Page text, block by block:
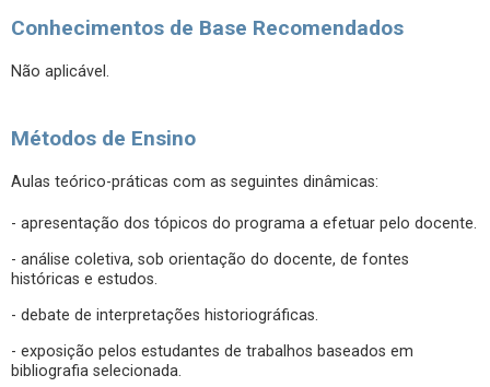
Conhecimentos de Base Recomendados
Não aplicável.
Métodos de Ensino
Aulas teórico-práticas com as seguintes dinâmicas:
- apresentação dos tópicos do programa a efetuar pelo docente.
- análise coletiva, sob orientação do docente, de fontes
históricas e estudos.
- debate de interpretações historiográficas.
- exposição pelos estudantes de trabalhos baseados em
bibliografia selecionada.